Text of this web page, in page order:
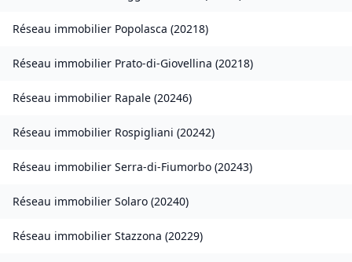
Réseau immobilier Popolasca (20218)
Réseau immobilier Prato-di-Giovellina (20218)
Réseau immobilier Rapale (20246)
Réseau immobilier Rospigliani (20242)
Réseau immobilier Serra-di-Fiumorbo (20243)
Réseau immobilier Solaro (20240)
Réseau immobilier Stazzona (20229)